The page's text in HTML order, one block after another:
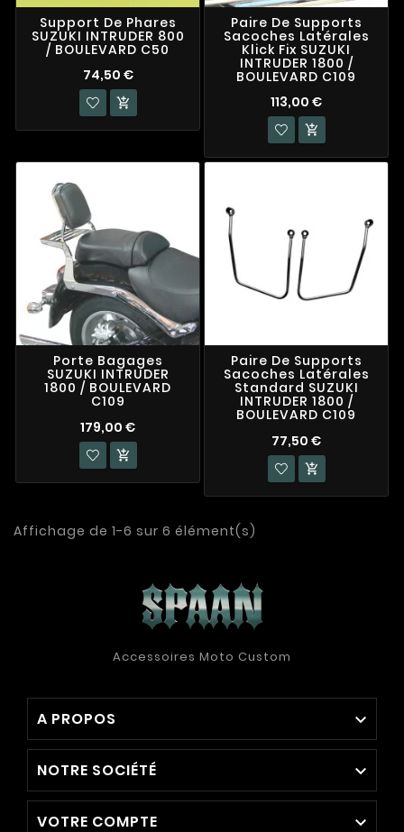
Support De Phares
SUZUKI INTRUDER 800
/ BOULEVARD C50
74,50 €

Paire De Supports
Sacoches Latérales
Klick Fix SUZUKI
INTRUDER 1800 /
BOULEVARD C109
113,00 €

Porte Bagages
SUZUKI INTRUDER
1800 / BOULEVARD
C109
179,00 €

Paire De Supports
Sacoches Latérales
Standard SUZUKI
INTRUDER 1800 /
BOULEVARD C109
77,50 €

Affichage de 1-6 sur 6 élément(s)
Accessoires Moto Custom
A PROPOS 
NOTRE SOCIÉTÉ 
VOTRE COMPTE 